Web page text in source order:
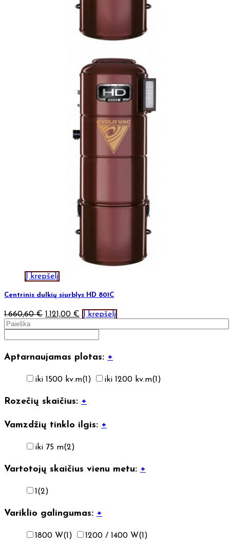
Į krepšelį
Centrinis dulkių siurblys HD 801C
1.660,60€ 1.121,00 € Į krepšelį
Aptarnaujamas plotas: +
iki 1500 kv.m(1) iki 1200 kv.m(1)
Rozečių skaičius: +
Vamzdžių tinklo ilgis: +
iki 75 m(2)
Vartotojų skaičius vienu metu: +
1(2)
Variklio galingumas: +
1800 W(1) 1200 / 1400 W(1)